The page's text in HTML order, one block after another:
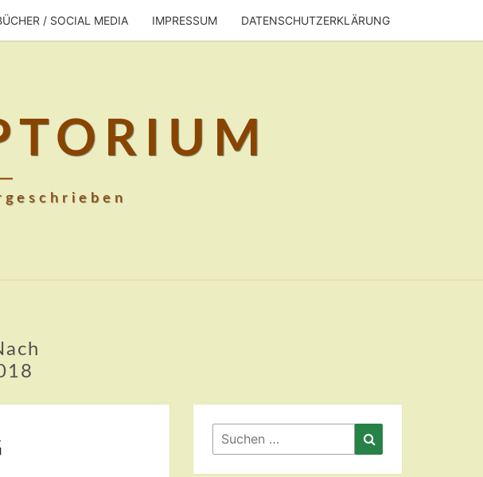
/ SOCIAL MEDIA IMPRESSUM DATENSCHUTZERKLÄRUNG
Suchen
nach: